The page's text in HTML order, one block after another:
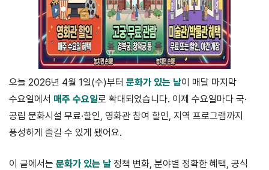
오늘 2026년 4월 1일(수)부터 문화가 있는 날이 매달 마지막
수요일에서 매주 수요일로 확대되었습니다. 이제 수요일마다 국·
공립 문화시설 무료·할인, 영화관 참여 할인, 지역 프로그램까지
풍성하게 즐길 수 있게 됐어요.
이 글에서는 문화가 있는 날 정책 변화, 분야별 정확한 혜택, 공식